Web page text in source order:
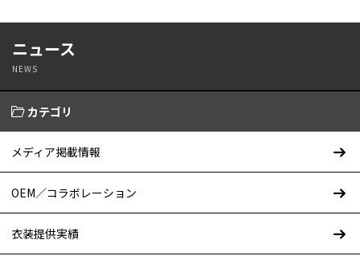
ニュース
NEWS
カテゴリ
メディア掲載情報
OEM／コラボレーション
衣装提供実績